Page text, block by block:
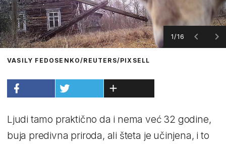
1/16
VASILY FEDOSENKO/REUTERS/PIXSELL
Ljudi tamo praktično da i nema već 32 godine,
buja predivna priroda, ali šteta je učinjena, i to